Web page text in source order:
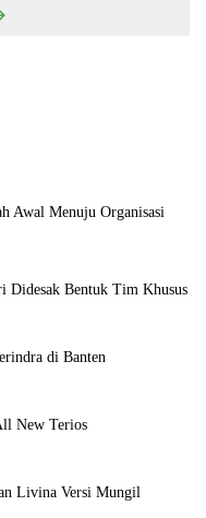
Awal Menuju Organisasi
Didesak Bentuk Tim Khusus
di Banten
New Terios
Livina Versi Mungil